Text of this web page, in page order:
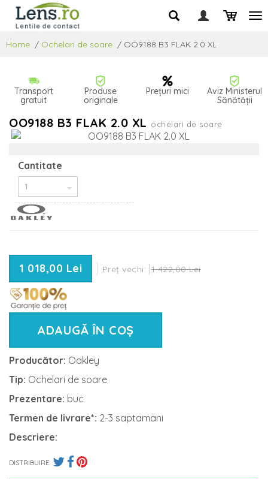
Home / Ochelari de soare / OO9188 B3 FLAK 2.0 XL
Transport
gratuit
Produse
originale
Prețuri mici
Aviz Ministerul
Sănătății
OO9188 B3 FLAK 2.0 XL ochelari de soare
Cantitate
1 018,00 Lei Preț vechi: 1 422,00 Lei
ADAUGĂ ÎN COȘ
Producător: Oakley
Tip: Ochelari de soare
Prezentare: buc
Termen de livrare*: 2-3 saptamani
Descriere:
DISTRIBUIRE: